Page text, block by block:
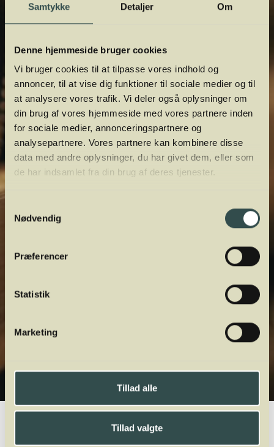
Samtykke Detaljer Om
Denne hjemmeside bruger cookies
Vi bruger cookies til at tilpasse vores indhold og
annoncer, til at vise dig funktioner til sociale medier og til
at analysere vores trafik. Vi deler også oplysninger om
din brug af vores hjemmeside med vores partnere inden
for sociale medier, annonceringspartnere og
analysepartnere. Vores partnere kan kombinere disse
data med andre oplysninger, du har givet dem, eller som
de har indsamlet fra din brug af deres tjenester.
Nødvendig
Præferencer
Statistik
Marketing
Tillad alle
Tillad valgte